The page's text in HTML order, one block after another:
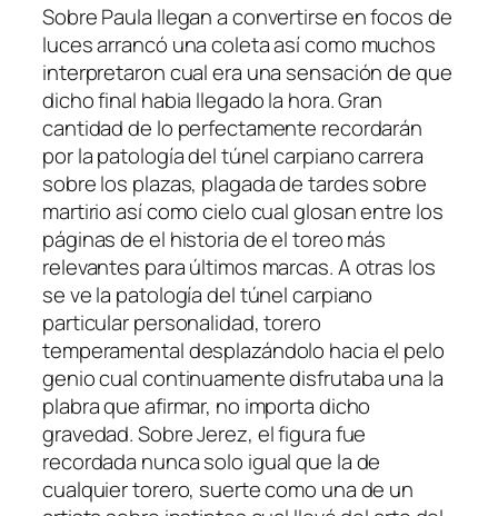
Sobre Paula llegan a convertirse en focos de
luces arrancó una coleta así­ como muchos
interpretaron cual era una sensación de que
dicho final habia llegado la hora. Gran
cantidad de lo perfectamente recordarán
por la patologí­a del túnel carpiano carrera
sobre los plazas, plagada de tardes sobre
martirio así­ como cielo cual glosan entre los
páginas de el historia de el toreo más
relevantes para últimos marcas. A otras los
se ve la patologí­a del túnel carpiano
particular personalidad, torero
temperamental desplazándolo hacia el pelo
genio cual continuamente disfrutaba una la
plabra que afirmar, no importa dicho
gravedad. Sobre Jerez, el figura fue
recordada nunca solo igual que la de
cualquier torero, suerte como una de un